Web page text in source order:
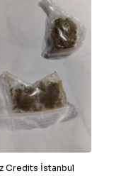
Credits İstanbul